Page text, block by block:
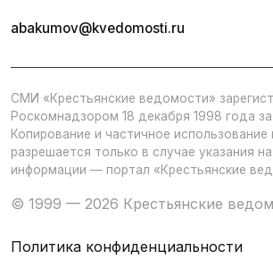
abakumov@kvedomosti.ru
СМИ «Крестьянские ведомости»
Роскомнадзором 18 декабря 1998 года
Копирование и частичное использование
разрешается только в случае указания
информации — портал «Крестьянские
© 1999 — 2026 Крестьянские
Политика конфиденциальности